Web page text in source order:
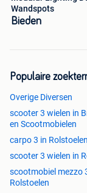
Wandspots
Bieden
Populaire
Overige Diversen
scooter 3 wielen in
en Scootmobielen
carpo 3 in Rolstoelen
scooter 3 wielen in
scootmobiel mezzo
Rolstoelen